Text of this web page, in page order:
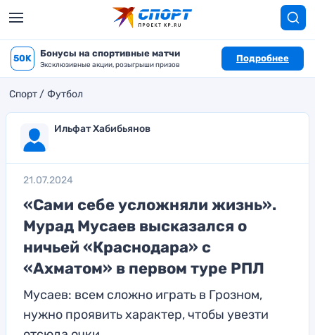
50K Бонусы на спортивные матчи
Эксклюзивные акции, розыгрыши призов
Подробнее
Спорт Футбол
Ильфат Хабибьянов
21.07.2024
«Сами себе усложняли жизнь».
Мурад Мусаев высказался о
ничьей «Краснодара» с
«Ахматом» в первом туре РПЛ
Мусаев: всем сложно играть в Грозном,
нужно проявить характер, чтобы увезти